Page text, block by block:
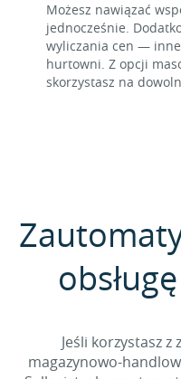
Możesz nawiązać
jednocześnie.
wyliczania cen —
hurtowni. Z opcji
skorzystasz na
Jeśli korzystasz
magazynowo-